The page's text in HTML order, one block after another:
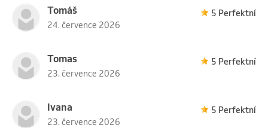
Tomáš
24. července 2026
5 Perfektní
Tomas
23. července 2026
5 Perfektní
Ivana
23. července 2026
5 Perfektní